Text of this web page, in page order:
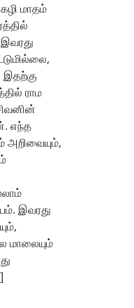
மாதம்
இதற்கு
ராம
எந்த
அறிவையும்,
இவரது
மாலையும்